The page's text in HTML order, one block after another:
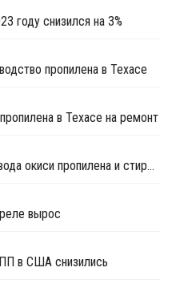
году снизился на 3%
пропилена в Техасе
в Техасе на ремонт
LyondellBasell закрывала два завода окиси пропилена и стирола в США и Европе на ремонт в июле-августе
вырос
в США снизились